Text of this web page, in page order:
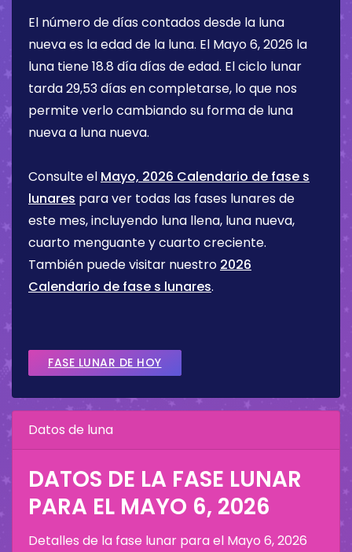
El número de días contados desde la luna
nueva es la edad de la luna. El Mayo 6, 2026 la
luna tiene18.8 díadías de edad. El ciclo lunar
tarda 29,53 días en completarse, lo que nos
permite verlo cambiando su forma de luna
nueva a luna nueva.
Consulte el Mayo, 2026 Calendario de fase s
lunares para ver todas las fases lunares de
este mes, incluyendo luna llena, luna nueva,
cuarto menguante y cuarto creciente.
También puede visitar nuestro 2026
Calendario de fase s lunares.
FASE LUNAR DE HOY
Datos de luna
DATOS DE LA FASE LUNAR
PARA EL MAYO 6, 2026
Detalles de la fase lunar para el Mayo 6, 2026